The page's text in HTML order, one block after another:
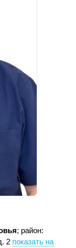
; район:
2 показать на